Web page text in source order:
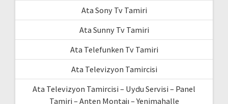
Ata Sony Tv Tamiri
Ata Sunny Tv Tamiri
Ata Telefunken Tv Tamiri
Ata Televizyon Tamircisi
Ata Televizyon Tamircisi – Uydu Servisi – Panel
Tamiri – Anten Montajı – Yenimahalle